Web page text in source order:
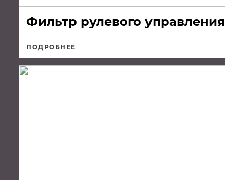
Фильтр рулевого управления
ПОДРОБНЕЕ